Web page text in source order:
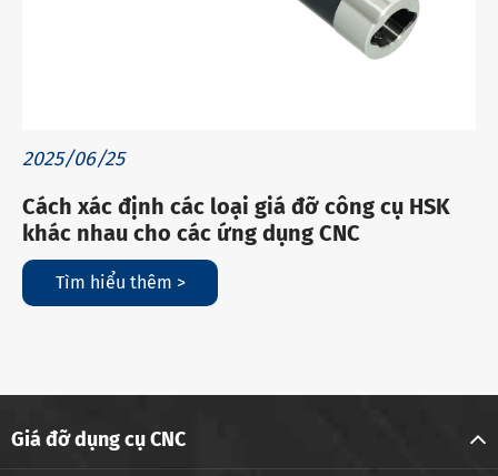
2025/06/25
Cách xác định các loại giá đỡ công cụ HSK
khác nhau cho các ứng dụng CNC
Tìm hiểu thêm >
Giá đỡ dụng cụ CNC